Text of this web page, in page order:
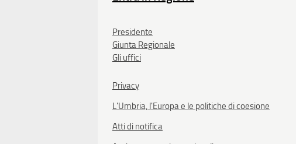
Presidente
Giunta Regionale
Gli uffici
Privacy
L'Umbria, l'Europa e le politiche di coesione
Atti di notifica